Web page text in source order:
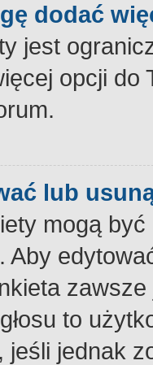
dodać
jest
opcji
lub
mogą
Aby
to
jednak